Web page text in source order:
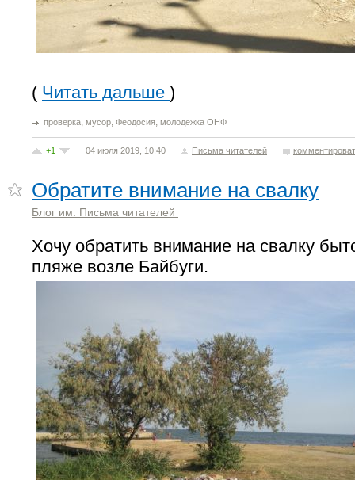
( Читать дальше )
проверка, мусор, Феодосия, молодежка ОНФ
+1 04 июля 2019, 10:40 Письма читателей
Обратите внимание на свалку
Блог им. Письма читателей
Хочу обратить внимание на свалку
пляже возле Байбуги.